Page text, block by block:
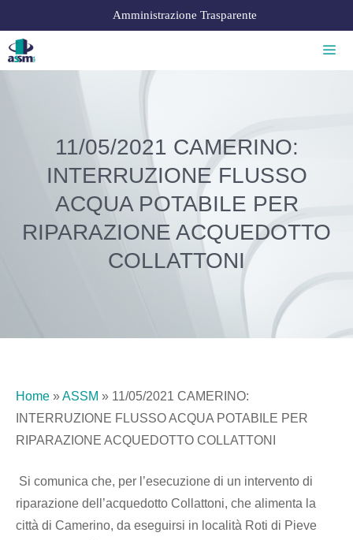
Amministrazione Trasparente
11/05/2021 CAMERINO:
INTERRUZIONE FLUSSO
ACQUA POTABILE PER
RIPARAZIONE ACQUEDOTTO
COLLATTONI
Home »ASSM » 11/05/2021 CAMERINO:
INTERRUZIONE FLUSSO ACQUA POTABILE PER
RIPARAZIONE ACQUEDOTTO COLLATTONI
Si comunica che, per l’esecuzione di un intervento di
riparazione dell’acquedotto Collattoni, che alimenta la
città di Camerino, da eseguirsi in località Roti di Pieve